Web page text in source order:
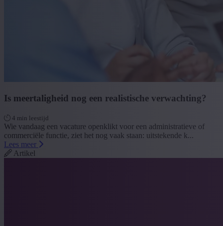
Is meertaligheid nog een realistische verwachting?
4 min leestijd
Wie vandaag een vacature openklikt voor een administratieve of
commerciële functie, ziet het nog vaak staan: uitstekende k...
Lees meer
Artikel